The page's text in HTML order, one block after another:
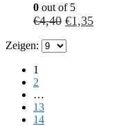
0 out of 5
€4,40 €1,35
Zeigen:
1
2
…
13
14